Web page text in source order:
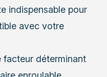
indispensable pour
avec votre
facteur déterminant